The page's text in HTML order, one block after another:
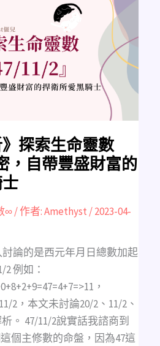
》探索生命靈數
，自帶豐盛財富的
∞/ 作者:Amethyst/2023-04-
論的是西元年月日總數加起
例如：
，
2，本文未討論20/2、11/2、
。 47/11/2說實話我諮商到
個主修數的命盤，因為47這